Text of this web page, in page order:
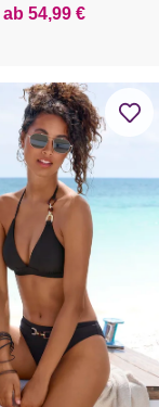
ab 54,99 €